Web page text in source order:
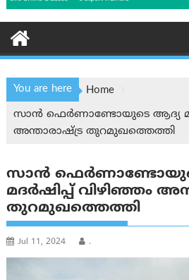
You are here
Home
സാൻ ഫെർണാണ്ടോയുടെ ആദ്യ
അന്താരാഷ്ട്ര തുറമുഖത്തെത്തി
സാൻ
മദർഷിപ്പ് വിഴിഞ്ഞം
തുറമുഖത്തെത്തി
Jul 11, 2024 .